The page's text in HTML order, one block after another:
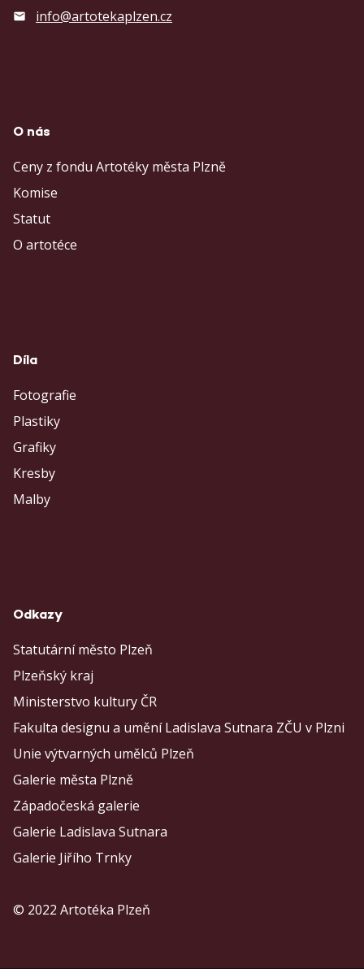
info@artotekaplzen.cz
O nás
Ceny z fondu Artotéky města Plzně
Komise
Statut
O artotéce
Díla
Fotografie
Plastiky
Grafiky
Kresby
Malby
Odkazy
Statutární město Plzeň
Plzeňský kraj
Ministerstvo kultury ČR
Fakulta designu a umění Ladislava Sutnara ZČU v Plzni
Unie výtvarných umělců Plzeň
Galerie města Plzně
Západočeská galerie
Galerie Ladislava Sutnara
Galerie Jiřího Trnky
© 2022 Artotéka Plzeň